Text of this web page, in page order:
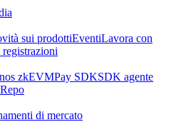
sui prodottiEventiLavora con
zkEVMPay SDKSDK agente
di mercato